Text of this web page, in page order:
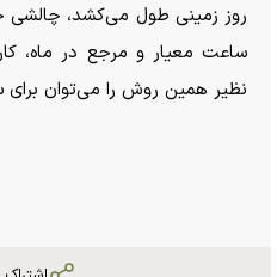
روز زمینی طول می‌کشد، چالشی
ساعت معیار و مرجع در ماه،
نظیر همین روش را می‌توان برای